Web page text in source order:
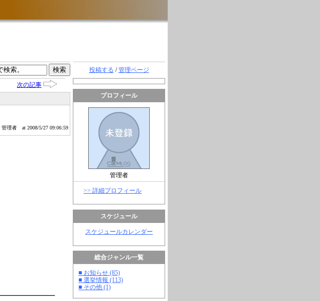
投稿する /管理ページ
プロフィール
管理者
>> 詳細プロフィール
スケジュール
スケジュールカレンダー
総合ジャンル一覧
■ お知らせ (85)
■ 選挙情報 (113)
■ その他 (1)
次の記事
管理者 at 2008/5/27 09:06:59